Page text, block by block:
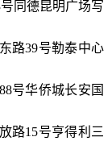
同德昆明广场写
路39号勒泰中心
号华侨城长安国
路15号亨得利三